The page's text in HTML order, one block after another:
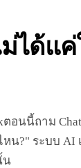
ได้แ
อนนี้ถาม
น?" ระบบ
น